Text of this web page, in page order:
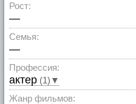
Рост:
—
Семья:
—
Профессия:
актер (1)▼
Жанр фильмов: